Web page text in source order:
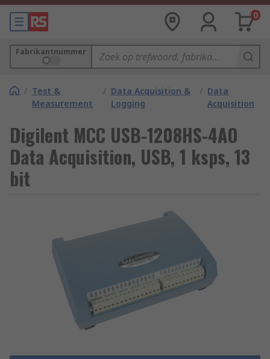
0
Fabrikantnummer
/ Test &
Measurement
/ Data Acquisition &
Logging
/ Data
Acquisition
Digilent MCC USB-1208HS-4AO
Data Acquisition, USB, 1 ksps, 13
bit